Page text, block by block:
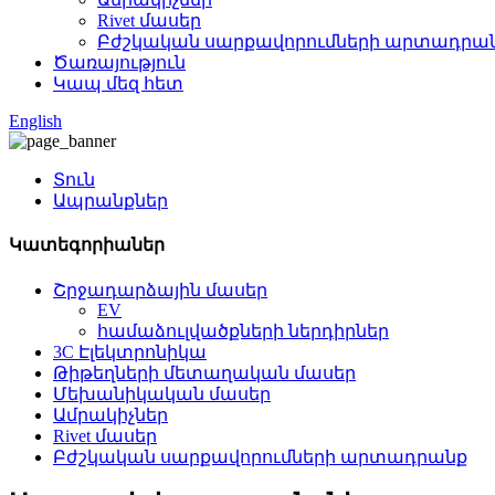
Rivet մասեր
Բժշկական սարքավորումների
Ծառայություն
Կապ մեզ հետ
English
Տուն
Ապրանքներ
Կատեգորիաներ
Շրջադարձային մասեր
EV
համաձուլվածքների ներդիրներ
3C Էլեկտրոնիկա
Թիթեղների մետաղական մասեր
Մեխանիկական մասեր
Ամրակիչներ
Rivet մասեր
Բժշկական սարքավորումների արտադրանք